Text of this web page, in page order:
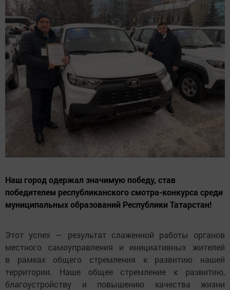
Наш город одержал значимую победу, став
победителем республиканского смотра-конкурса среди
муниципальных образований Республики Татарстан!
Этот успех — результат слаженной работы органов
местного самоуправления и инициативных жителей
в рамках общего стремления к развитию нашей
территории. Наше общее стремление к развитию,
благоустройству и повышению качества жизни